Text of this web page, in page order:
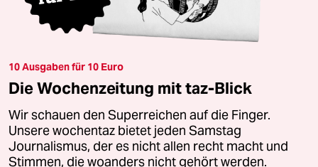
10 Ausgaben für 10 Euro
Die Wochenzeitung mit taz-Blick
Wir schauen den Superreichen auf die Finger.
Unsere wochentaz bietet jeden Samstag
Journalismus, der es nicht allen recht macht und
Stimmen, die woanders nicht gehört werden.